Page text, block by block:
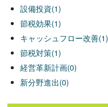
設備投資(1)
節税効果(1)
キャッシュフロー改善(1)
節税対策(1)
経営革新計画(0)
新分野進出(0)